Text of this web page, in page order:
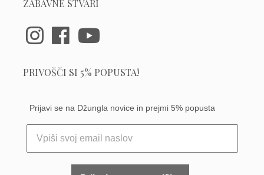
ZABAVNE STVARI
PRIVOŠČI SI 5% POPUSTA!
Prijavi se na Džungla novice in prejmi 5% popusta